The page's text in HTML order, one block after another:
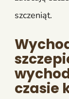
szczeniąt.
czasie